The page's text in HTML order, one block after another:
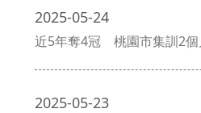
2025-05-24
近5年奪4冠 桃園市集訓2個
2025-05-23